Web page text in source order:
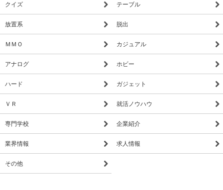
クイズ テーブル
放置系 脱出
ＭＭＯ カジュアル
アナログ ホビー
ハード ガジェット
ＶＲ 就活ノウハウ
専門学校 企業紹介
業界情報 求人情報
その他